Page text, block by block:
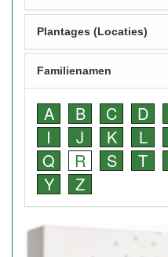
Plantages (Locaties)
Familienamen
A B C D
I
J K L
Q
R S T
Y
Z